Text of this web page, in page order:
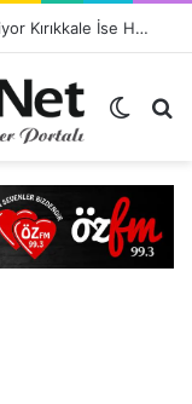
Kırşehir Kültürü İle Türkiyeye Ders Veriyor Kırıkkale İse Hala Seyrediyor !!!
Dış